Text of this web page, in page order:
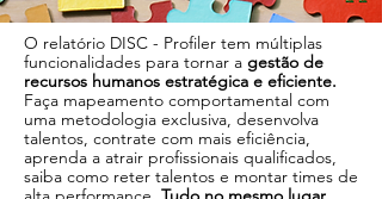
O relatório DISC - Profiler tem múltiplas
funcionalidades para tornar a gestão de
recursos humanos estratégica e eficiente.
Faça mapeamento comportamental com
uma metodologia exclusiva, desenvolva
talentos, contrate com mais eficiência,
aprenda a atrair profissionais qualificados,
saiba como reter talentos e montar times de